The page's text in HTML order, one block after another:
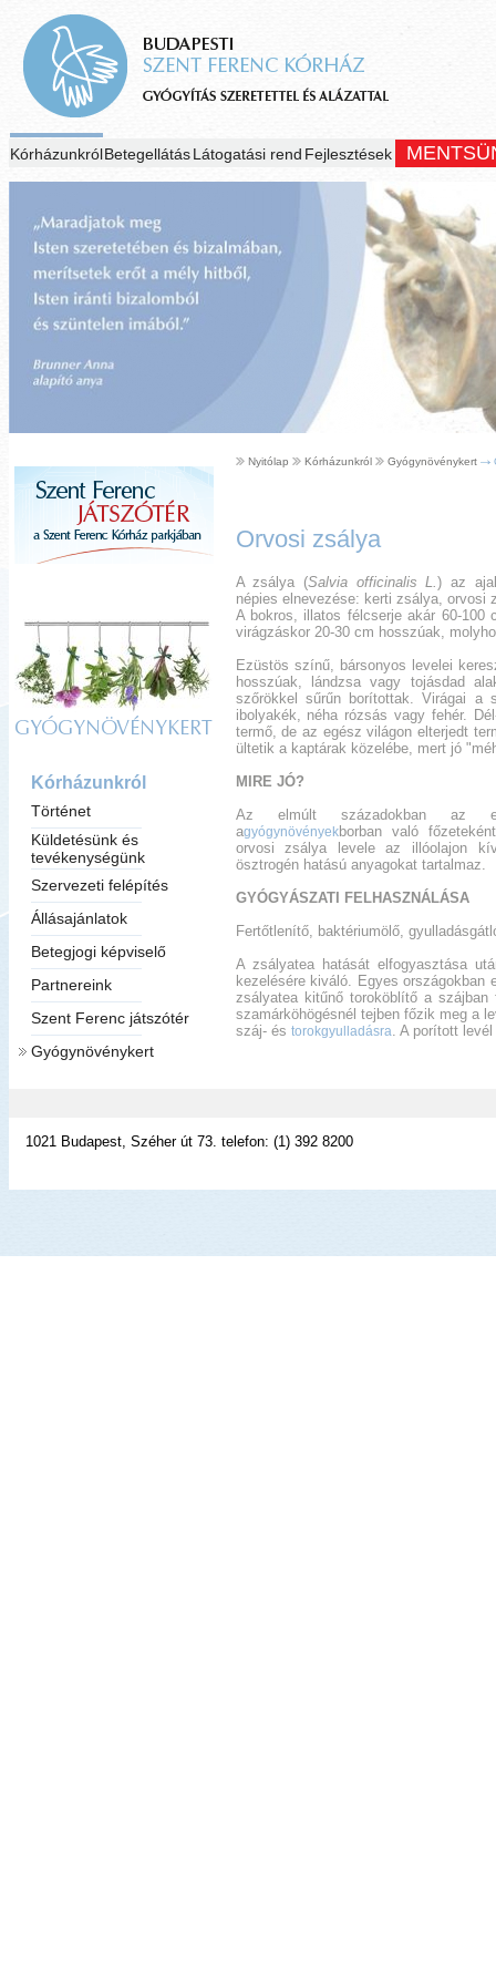
KórházunkrólBetegellátásLátogatási rend Fejlesztések
GYÓGYNÖVÉNYKERT
Kórházunkról
Történet
Küldetésünk és
tevékenységünk
Szervezeti felépítés
Állásajánlatok
Betegjogi képviselő
Partnereink
Szent Ferenc játszótér
Gyógynövénykert
Nyitólap Kórházunkról Gyógynövénykert
Orvosi zsálya
A zsálya (Salvia officinalis L.) az
népies elnevezése: kerti zsálya, orvosi
A bokros, illatos félcserje akár 60-100
virágzáskor 20-30 cm hosszúak,
Ezüstös színű, bársonyos levelei
hosszúak, lándzsa vagy tojásdad
szőrökkel sűrűn borítottak. Virágai a
ibolyakék, néha rózsás vagy fehér.
termő, de az egész világon elterjedt
ültetik a kaptárak közelébe, mert jó
MIRE JÓ?
Az elmúlt századokban az
agyógynövényekborban való
orvosi zsálya levele az illóolajon
ösztrogén hatású anyagokat tartalmaz.
GYÓGYÁSZATI FELHASZNÁLÁSA
Fertőtlenítő, baktériumölő,
A zsályatea hatását elfogyasztása
kezelésére kiváló. Egyes
zsályatea kitűnő toroköblítő a szájban
szamárköhögésnél tejben főzik meg a
száj- és torokgyulladásra. A porított
1021 Budapest, Széher út 73. telefon: (1) 392 8200